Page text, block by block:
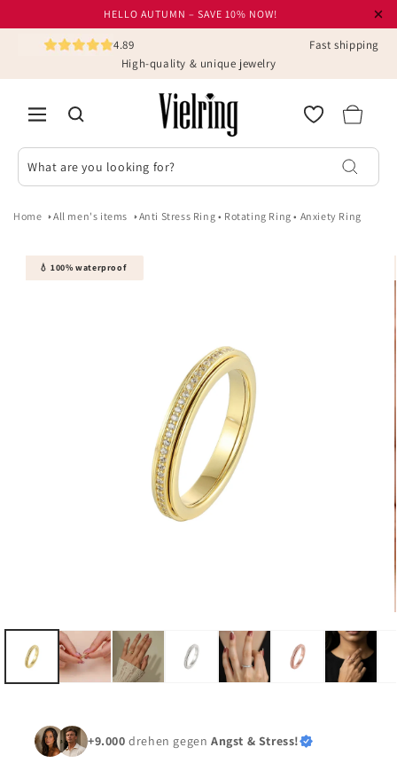
content
HELLO AUTUMN – SAVE 10% NOW!
4.89
Fast shipping
High-quality & unique jewelry
Cart
What are you looking for?
Home All men's items Anti Stress Ring • Rotating Ring • Anxiety Ring
Skip to
product
💧 100% waterproof
+9.000 drehen gegenAngst & Stress!